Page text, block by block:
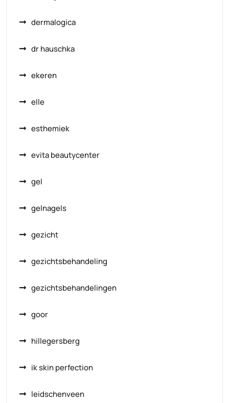
dermalogica
dr hauschka
ekeren
elle
esthemiek
evita beautycenter
gel
gelnagels
gezicht
gezichtsbehandeling
gezichtsbehandelingen
goor
hillegersberg
ik skin perfection
leidschenveen